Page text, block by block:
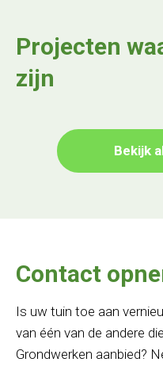
Projecten
zijn
Bekijk
Contact
Is uw tuin toe aan
van één van de andere
Grondwerken aanbied?